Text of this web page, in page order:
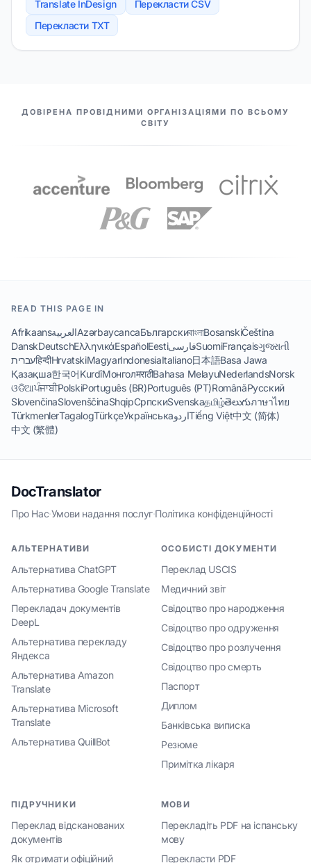
Translate InDesign
Перекласти CSV
Перекласти TXT
НАШІ ПАРТНЕРИ
ДОВІРЕНА ПРОВІДНИМИ ОРГАНІЗАЦІЯМИ ПО ВСЬОМУ
СВІТУ
READ THIS PAGE IN
AfrikaansالعربيةAzərbaycancaБългарскиবাংলাBosanskiČeština
DanskDeutschΕλληνικάEspañolEestiفارسیSuomiFrançaisગુજરાતી
עבריתहिन्दीHrvatskiMagyarIndonesiaItaliano日本語Basa Jawa
Қазақша한국어KurdîМонголमराठीBahasa MelayuNederlandsNorsk
ଓଡିଆਪੰਜਾਬੀPolskiPortuguês (BR)Português (PT)RomânăРусский
SlovenčinaSlovenščinaShqipСрпскиSvenskaதமிழ்తెలుగుภาษาไทย
TürkmenlerTagalogTürkçeУкраїнськаاردوTiếng Việt中文 (简体)
中文 (繁體)
DocTranslator
Про Нас·Умови надання послуг·Політика конфіденційності
АЛЬТЕРНАТИВИ
Альтернатива ChatGPT
Альтернатива Google Translate
Перекладач документів
DeepL
Альтернатива перекладу
Яндекса
Альтернатива Amazon
Translate
Альтернатива Microsoft
Translate
Альтернатива QuillBot
ОСОБИСТІ ДОКУМЕНТИ
Переклад USCIS
Медичний звіт
Свідоцтво про народження
Свідоцтво про одруження
Свідоцтво про розлучення
Свідоцтво про смерть
Паспорт
Диплом
Банківська виписка
Резюме
Примітка лікаря
ПІДРУЧНИКИ
Переклад відсканованих
документів
Як отримати офіційний
МОВИ
Перекладіть PDF на іспанську
мову
Перекласти PDF